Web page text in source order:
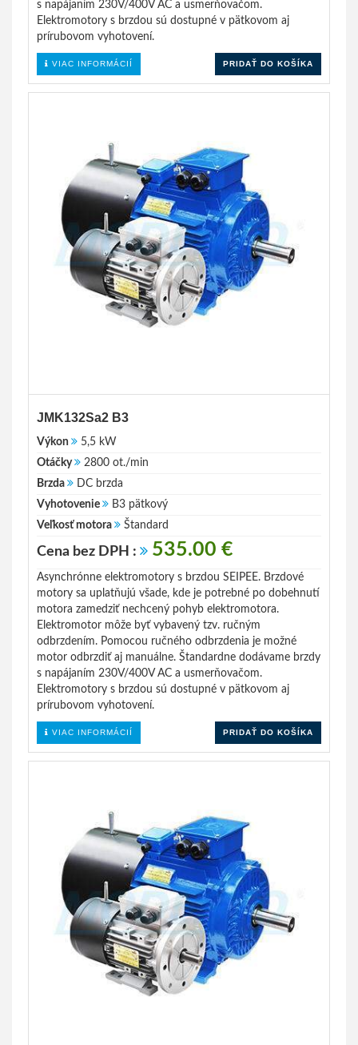
s napájaním 230V/400V AC a usmerňovačom.
Elektromotory s brzdou sú dostupné v pätkovom aj
prírubovom vyhotovení.
VIAC INFORMÁCIÍ PRIDAŤ DO KOŠÍKA
JMK132Sa2 B3
Výkon
5,5 kW
Otáčky
2800 ot./min
Brzda
DC brzda
Vyhotovenie
B3 pätkový
Veľkosť motora
Štandard
Cena bez DPH : 535.00 €
Asynchrónne elektromotory s brzdou SEIPEE. Brzdové
motory sa uplatňujú všade, kde je potrebné po dobehnutí
motora zamedziť nechcený pohyb elektromotora.
Elektromotor môže byť vybavený tzv. ručným
odbrzdením. Pomocou ručného odbrzdenia je možné
motor odbrzdiť aj manuálne. Štandardne dodávame brzdy
s napájaním 230V/400V AC a usmerňovačom.
Elektromotory s brzdou sú dostupné v pätkovom aj
prírubovom vyhotovení.
VIAC INFORMÁCIÍ PRIDAŤ DO KOŠÍKA